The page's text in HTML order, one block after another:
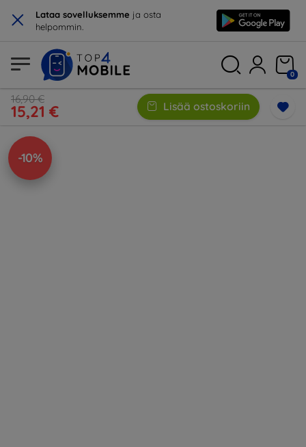
× Lataa sovelluksemme ja osta
helpommin.
0
16,90 €
15,21 € Lisää ostoskoriin
-10%